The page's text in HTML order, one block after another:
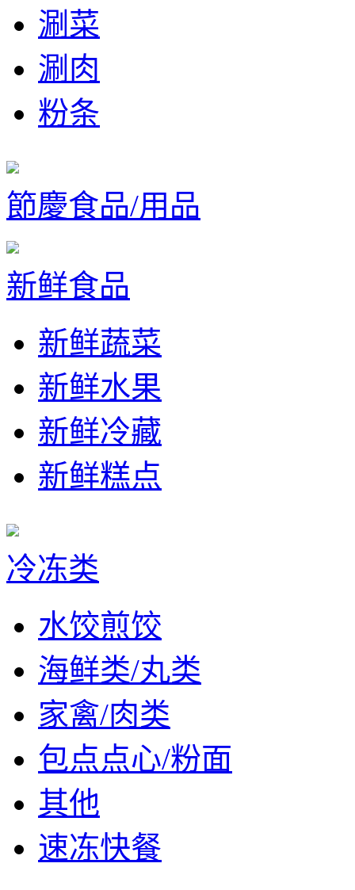
涮菜
涮肉
粉条
節慶食品/用品
新鲜食品
新鲜蔬菜
新鲜水果
新鲜冷藏
新鲜糕点
冷冻类
水饺煎饺
海鲜类/丸类
家禽/肉类
包点点心/粉面
其他
速冻快餐